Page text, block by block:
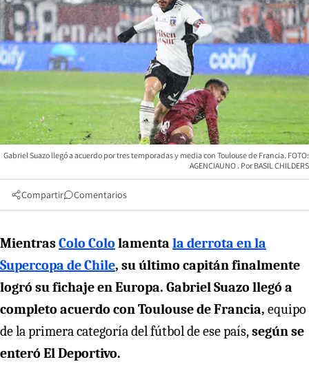
Gabriel Suazo llegó a acuerdo por tres temporadas y media con Toulouse de Francia. FOTO:
AGENCIAUNO
BASIL CHILDERS
Compartir Comentarios
MientrasColo Colo lamenta la derrota en la
Supercopa de Chile, su último capitán finalmente
logró su fichaje en Europa. Gabriel Suazo llegó a
completo acuerdo con Toulouse de Francia, equipo
de la primera categoría del fútbol de ese país,según se
enteró El Deportivo.